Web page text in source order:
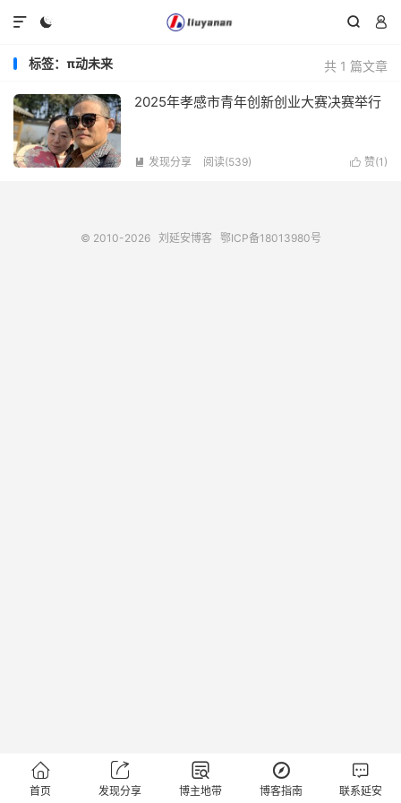
  

共 1 篇文章
标签：π动未来
2025年孝感市青年创新创业大赛决赛举行
 赞(1 )
 发现分享 阅读(539)
© 2010-2026 刘延安博客 鄂ICP备18013980号

首页

发现分享

博主地带

博客指南

联系延安